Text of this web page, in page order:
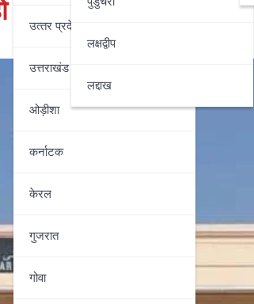
उत्‍तर प्रदेश
उत्तराखंड
ओड़ीशा
कर्नाटक
केरल
गुजरात
गोवा
लक्षद्वीप
लद्दाख
है हंगामा